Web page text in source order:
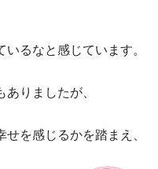
るなと感じています。
りましたが、
を感じるかを踏まえ、